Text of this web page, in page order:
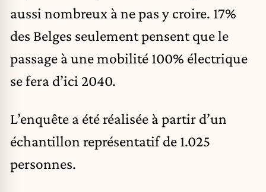
aussi nombreux à ne pas y croire. 17%
des Belges seulement pensent que le
passage à une mobilité 100% électrique
se fera d’ici 2040.
L’enquête a été réalisée à partir d’un
échantillon représentatif de 1.025
personnes.